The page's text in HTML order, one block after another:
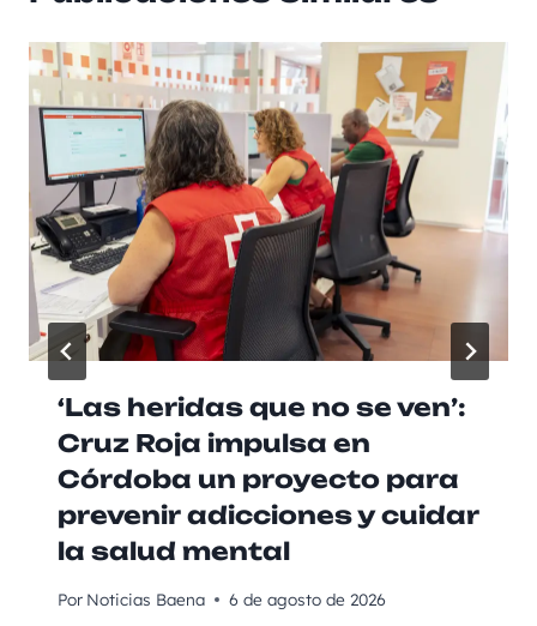
‘Las heridas que no se ven’:
Cruz Roja impulsa en
Córdoba un proyecto para
prevenir adicciones y cuidar
la salud mental
Por Noticias Baena 6 de agosto de 2026